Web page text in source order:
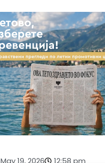
May 19, 2026 12:58 pm